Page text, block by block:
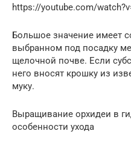
https://youtube.com/
Большое значение имеет
выбранном под посадку
щелочной почве. Если
него вносят крошку из
муку.
Выращивание орхидеи в
особенности ухода